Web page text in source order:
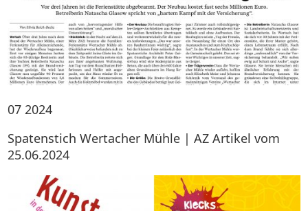
07 2024
Spatenstich Wertacher Mühle | AZ Artikel vom
25.06.2024